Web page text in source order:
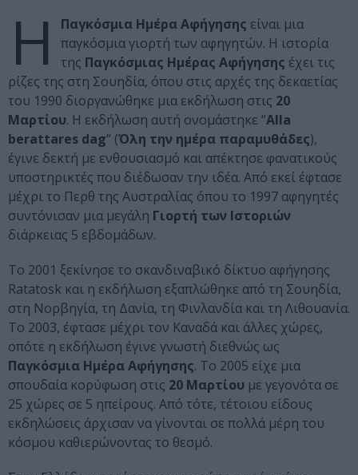
Η Παγκόσμια Ημέρα Αφήγησης είναι μια
παγκόσμια γιορτή των αφηγητών. Η ιστορία
της Παγκόσμιας Ημέρας Αφήγησης έχει τις
ρίζες της στη Σουηδία, όπου στις αρχές της δεκαετίας
του 1990 διοργανώθηκε μια εκδήλωση στις 20
Μαρτίου. Η εκδήλωση αυτή ονομάστηκε “Alla
berattares dag” (Όλη την ημέρα παραμυθάδες),
έγινε δεκτή με ενθουσιασμό και απέκτησε φανατικούς
υποστηρικτές που διέδωσαν την ιδέα. Από εκεί έφτασε
μέχρι το Περθ της Αυστραλίας όπου το 1997 αφηγητές
συντόνισαν μια μεγάλη Γιορτή των Ιστοριών
διάρκειας 5 εβδομάδων.
Το 2001 ξεκίνησε το σκανδιναβικό δίκτυο αφήγησης
Ratatosk και η εκδήλωση εξαπλώθηκε από τη Σουηδία,
στη Νορβηγία, τη Δανία, τη Φινλανδία και τη Λιθουανία.
Το 2003, έφτασε μέχρι τον Καναδά και άλλες χώρες,
οπότε η εκδήλωση έγινε γνωστή διεθνώς ως
Παγκόσμια Ημέρα Αφήγησης. Το 2005 είχε μια
σπουδαία κορύφωση στις 20 Μαρτίου με γεγονότα σε
25 χώρες σε 5 ηπείρους. Από τότε, τέτοιου είδους
εκδηλώσεις άρχισαν να γίνονται σε πολλά μέρη του
κόσμου καθιερώνοντας το θεσμό.